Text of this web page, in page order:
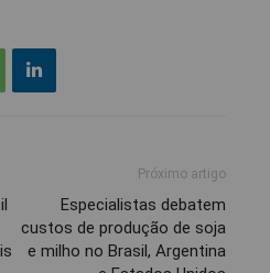
Próximo artigo
Especialistas debatem
custos de produção de soja
e milho no Brasil, Argentina